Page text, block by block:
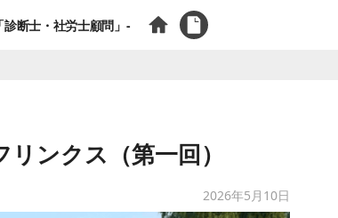
断士・社労士顧問」-
ンクス（第一回）
2026年5月10日